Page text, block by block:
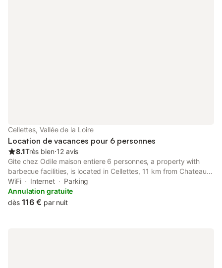
Cellettes, Vallée de la Loire
Location de vacances pour 6 personnes
8.1Très bien⋅12 avis
Gite chez Odile maison entiere 6 personnes, a property with
barbecue facilities, is located in Cellettes, 11 km from Chateau
de Villesavin, 12 km from Cathedral of St. Louis of Blois, as well
as 12 km from Blois Train Station. It is situated 8.
WiFi Internet
Parking
Annulation gratuite
dès 116 € par nuit